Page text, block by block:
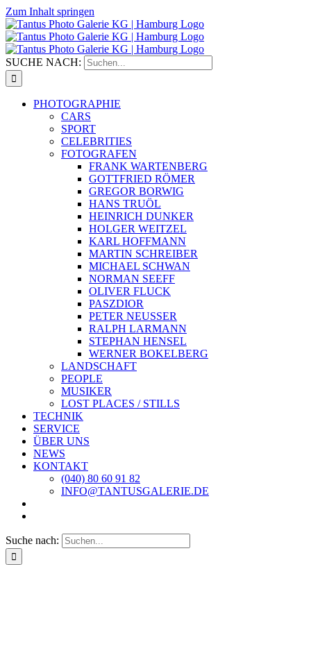
Zum Inhalt springen
SUCHE NACH:
PHOTOGRAPHIE
CARS
SPORT
CELEBRITIES
FOTOGRAFEN
FRANK WARTENBERG
GOTTFRIED RÖMER
GREGOR BORWIG
HANS TRUÖL
HEINRICH DUNKER
HOLGER WEITZEL
KARL HOFFMANN
MARTIN SCHREIBER
MICHAEL SCHWAN
NORMAN SEEFF
OLIVER FLUCK
PASZDIOR
PETER NEUSSER
RALPH LARMANN
STEPHAN HENSEL
WERNER BOKELBERG
LANDSCHAFT
PEOPLE
MUSIKER
LOST PLACES / STILLS
TECHNIK
SERVICE
ÜBER UNS
NEWS
KONTAKT
(040) 80 60 91 82
INFO@TANTUSGALERIE.DE
Suche nach: